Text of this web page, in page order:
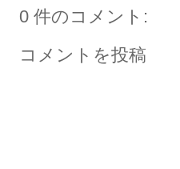
0 件のコメント:
コメントを投稿